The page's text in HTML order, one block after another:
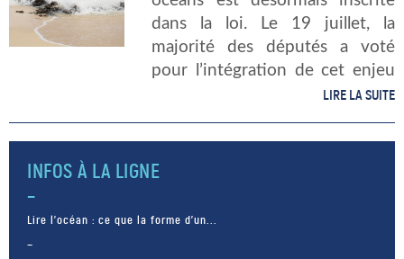
dans la loi. Le 19 juillet, la
majorité des députés a voté
pour l’intégration de cet enjeu
majeur dans la constitution
La Réunion, […]
LIRE LA SUITE
INFOS À LA LIGNE
Lire l’océan : ce que la forme d’un...